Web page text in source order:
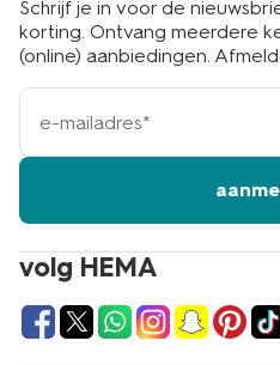
volg HEMA
Schrijf je in voor de
korting. Ontvang meerdere
(online) aanbiedingen.
e-
mailadres